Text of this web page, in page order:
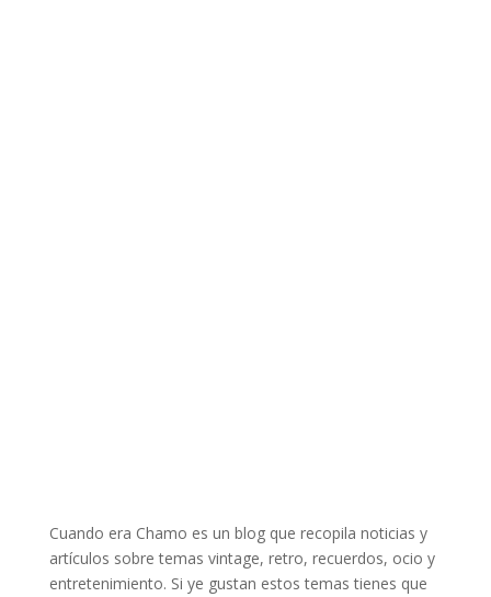
Cuando era Chamo es un blog que recopila noticias y
artículos sobre temas vintage, retro, recuerdos, ocio y
entretenimiento. Si ye gustan estos temas tienes que